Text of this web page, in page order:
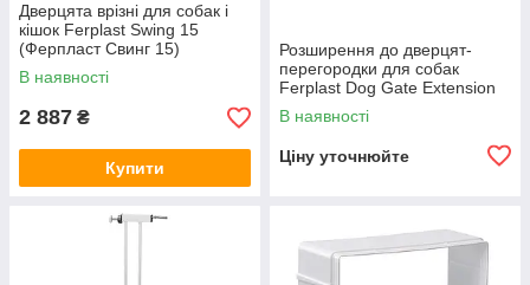
Дверцята врізні для собак і
кішок Ferplast Swing 15
(Ферпласт Свинг 15)
В наявності
2 887 ₴
Купити
Розширення до дверцят-
перегородки для собак
Ferplast Dog Gate Extension
(Ферпласт Дог Гейт
Екстеншион)
В наявності
Ціну уточнюйте